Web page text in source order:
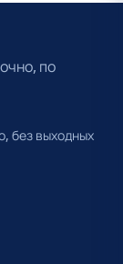
по
без выходных